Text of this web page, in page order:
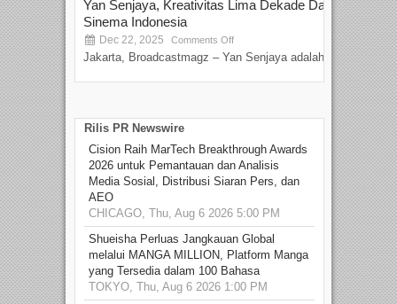
Yan Senjaya, Kreativitas Lima Dekade Dalam
Sinema Indonesia
Dec 22, 2025 Comments Off
Jakarta, Broadcastmagz – Yan Senjaya adalah...
Rilis PR Newswire
Cision Raih MarTech Breakthrough Awards
2026 untuk Pemantauan dan Analisis
Media Sosial, Distribusi Siaran Pers, dan
AEO
CHICAGO, Thu, Aug 6 2026 5:00 PM
Shueisha Perluas Jangkauan Global
melalui MANGA MILLION, Platform Manga
yang Tersedia dalam 100 Bahasa
TOKYO, Thu, Aug 6 2026 1:00 PM